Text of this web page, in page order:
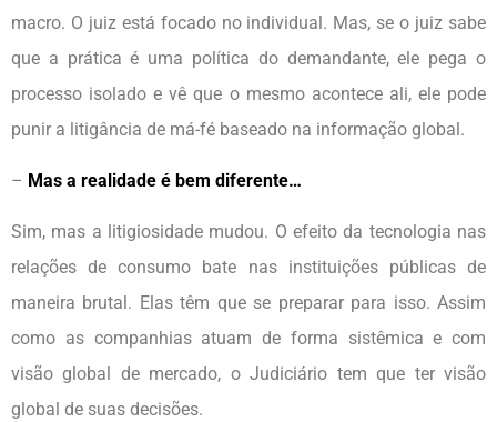
macro. O juiz está focado no individual. Mas, se o juiz sabe
que a prática é uma política do demandante, ele pega o
processo isolado e vê que o mesmo acontece ali, ele pode
punir a litigância de má-fé baseado na informação global.
– Mas a realidade é bem diferente…
Sim, mas a litigiosidade mudou. O efeito da tecnologia nas
relações de consumo bate nas instituições públicas de
maneira brutal. Elas têm que se preparar para isso. Assim
como as companhias atuam de forma sistêmica e com
visão global de mercado, o Judiciário tem que ter visão
global de suas decisões.